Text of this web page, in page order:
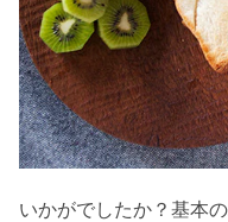
いかがでしたか？基本